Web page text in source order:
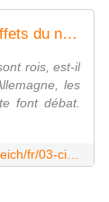
Missions allemandes en France - Les effets du numérique sur la culture manuscrite
rois, est-il
les
font débat.